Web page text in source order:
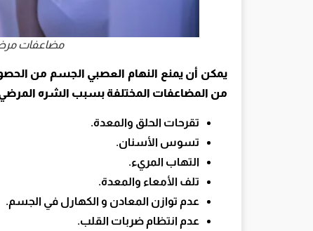
مضاعفات مرض
يمكن أن يمنع النهام العصبي الجسم من
من المضاعفات المختلفة بسبب الشره المرضي
تقرحات الحلق والمعدة.
تسوس الأسنان.
التهاب المريء.
تلف الأمعاء والمعدة.
عدم توازن المعادن و الكهارل في الجسم.
عدم انتظام ضربات القلب.